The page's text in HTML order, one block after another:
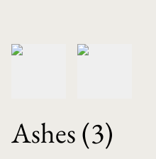
Ashes (3)